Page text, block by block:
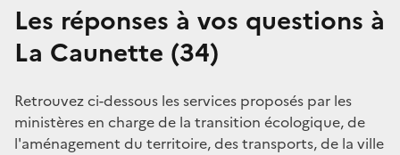
Les réponses à vos questions à
La Caunette (34)
Retrouvez ci-dessous les services proposés par les
ministères en charge de la transition écologique, de
l'aménagement du territoire, des transports, de la ville